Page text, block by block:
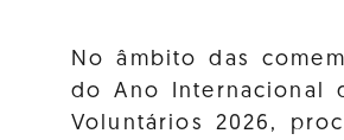
No âmbito das
do Ano Internacional
Voluntários 2026,